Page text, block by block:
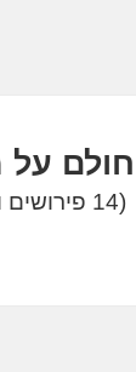
חולם על
(14 פירושים ומשמעויות של חלומות על מפוח)